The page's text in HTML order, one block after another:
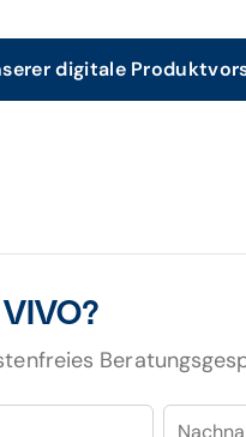
digitale